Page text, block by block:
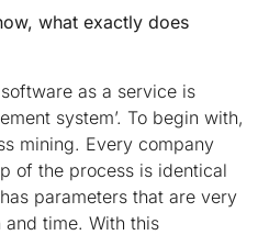
what exactly does
as a service is
system’. To begin with,
mining. Every company
of the process is identical
parameters that are very
time. With this